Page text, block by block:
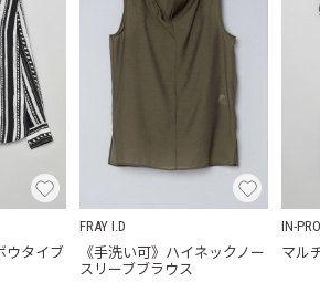
ウタイブ
FRAY I.D
《手洗い可》ハイネックノー
スリーブブラウス
IN-
マル